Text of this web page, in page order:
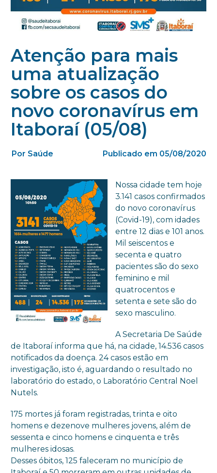
Atenção para mais
uma atualização
sobre os casos do
novo coronavírus em
Itaboraí (05/08)
Por Saúde Publicado em 05/08/2020
Nossa cidade tem hoje
3.141 casos confirmados
do novo coronavírus
(Covid-19), com idades
entre 12 dias e 101 anos.
Mil seiscentos e
secenta e quatro
pacientes são do sexo
feminino e mil
quatrocentos e
setenta e sete são do
sexo masculino.
A Secretaria De Saúde
de Itaboraí informa que há, na cidade, 14.536 casos
notificados da doença. 24 casos estão em
investigação, isto é, aguardando o resultado no
laboratório do estado, o Laboratório Central Noel
Nutels.
175 mortes já foram registradas, trinta e oito
homens e dezenove mulheres jovens, além de
sessenta e cinco homens e cinquenta e três
mulheres idosas.
Desses óbitos, 125 faleceram no município de